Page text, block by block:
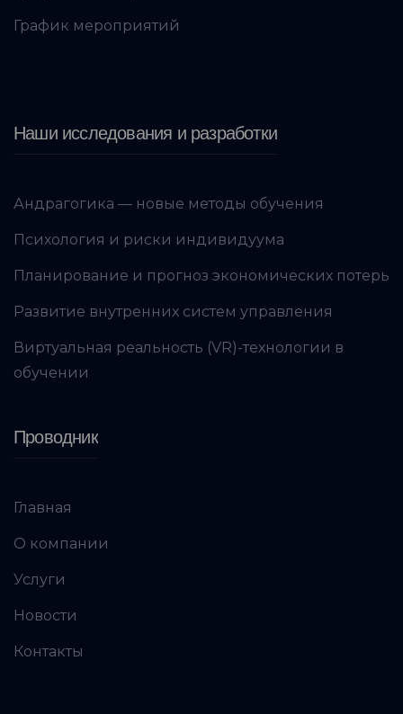
График мероприятий
Наши исследования и разработки
Андрагогика — новые методы обучения
Психология и риски индивидуума
Планирование и прогноз экономических потерь
Развитие внутренних систем управления
Виртуальная реальность (VR)-технологии в
обучении
Проводник
Главная
О компании
Услуги
Новости
Контакты